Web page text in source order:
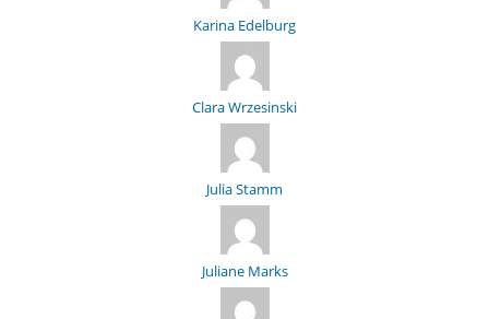
Karina Edelburg
Clara Wrzesinski
Julia Stamm
Juliane Marks